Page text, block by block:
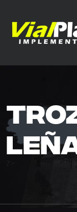
leña
?>